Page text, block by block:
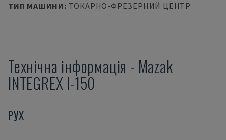
ТИП МАШИНИ: ТОКАРНО-ФРЕЗЕРНИЙ ЦЕНТР
Технічна інформація - Mazak
INTEGREX I-150
РУХ